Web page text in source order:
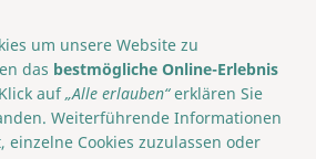
um unsere Website zu
das bestmögliche Online-Erlebnis
auf„Alle erlauben“erklären Sie
Weiterführende Informationen
Cookies zuzulassen oder